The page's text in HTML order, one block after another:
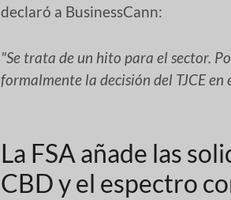
declaró a BusinessCann:
"Se trata de un hito para el sector.
formalmente la decisión del TJCE en
La FSA añade las
CBD y el espectro